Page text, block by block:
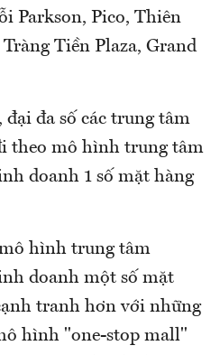
Parkson, Pico, Thiên
Tràng Tiền Plaza, Grand
đại đa số các trung tâm
theo mô hình trung tâm
doanh 1 số mặt hàng
hình trung tâm
doanh một số mặt
tranh hơn với những
hình "one-stop mall"